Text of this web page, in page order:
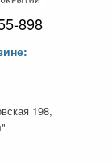
898
198,